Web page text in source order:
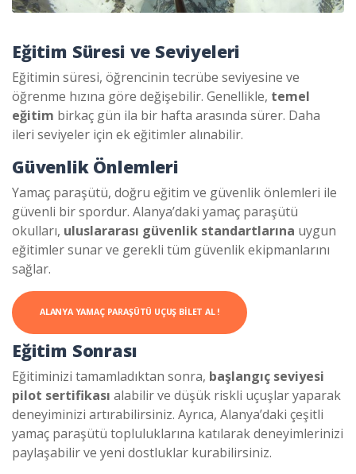
Eğitim Süresi ve Seviyeleri
Eğitimin süresi, öğrencinin tecrübe seviyesine ve
öğrenme hızına göre değişebilir. Genellikle, temel
eğitim birkaç gün ila bir hafta arasında sürer. Daha
ileri seviyeler için ek eğitimler alınabilir.
Güvenlik Önlemleri
Yamaç paraşütü, doğru eğitim ve güvenlik önlemleri ile
güvenli bir spordur. Alanya’daki yamaç paraşütü
okulları, uluslararası güvenlik standartlarına uygun
eğitimler sunar ve gerekli tüm güvenlik ekipmanlarını
sağlar.
ALANYA YAMAÇ PARAŞÜTÜ UÇUŞ BILET AL !
Eğitim Sonrası
Eğitiminizi tamamladıktan sonra, başlangıç seviyesi
pilot sertifikası alabilir ve düşük riskli uçuşlar yaparak
deneyiminizi artırabilirsiniz. Ayrıca, Alanya’daki çeşitli
yamaç paraşütü topluluklarına katılarak deneyimlerinizi
paylaşabilir ve yeni dostluklar kurabilirsiniz.